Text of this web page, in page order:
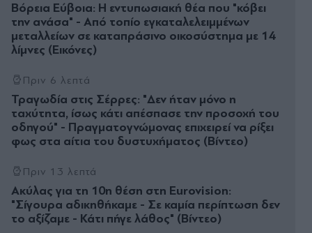
Βόρεια Εύβοια: Η εντυπωσιακή θέα που "κόβει
την ανάσα" - Από τοπίο εγκαταλελειμμένων
μεταλλείων σε καταπράσινο οικοσύστημα με 14
λίμνες (Εικόνες)
Πριν 6 λεπτά
Τραγωδία στις Σέρρες: "Δεν ήταν μόνο η
ταχύτητα, ίσως κάτι απέσπασε την προσοχή του
οδηγού" - Πραγματογνώμονας επιχειρεί να ρίξει
φως στα αίτια του δυστυχήματος (Βίντεο)
Πριν 13 λεπτά
Ακύλας για τη 10η θέση στη Eurovision:
"Σίγουρα αδικηθήκαμε - Σε καμία περίπτωση δεν
το αξίζαμε - Κάτι πήγε λάθος" (Βίντεο)